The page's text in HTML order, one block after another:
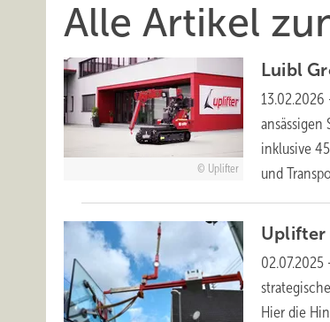
Alle Artikel
Uplifter
Luibl
13.02.2026
inklusive
und
Uplifter
02.07.2025
Hier die